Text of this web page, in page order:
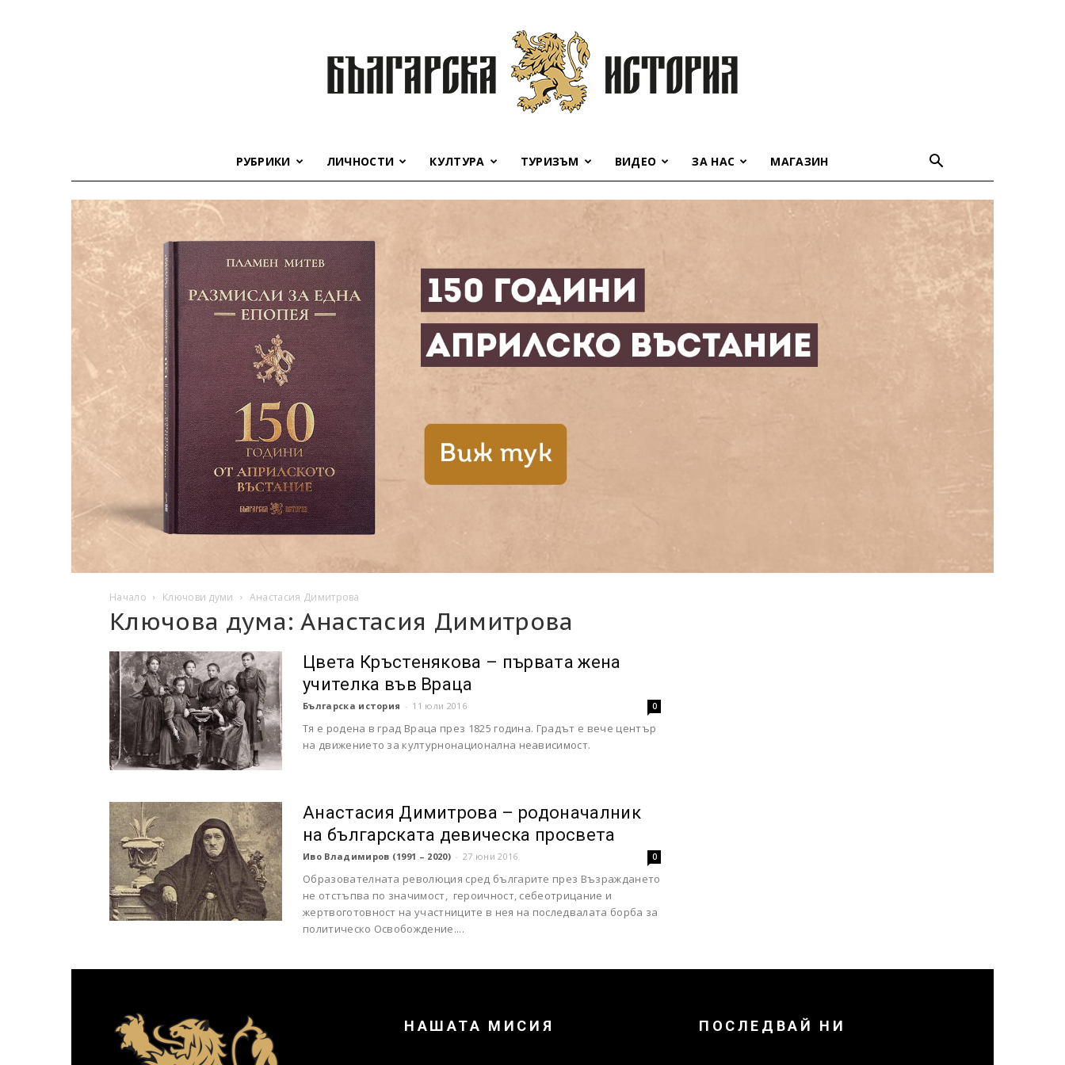
история
РУБРИКИ ЛИЧНОСТИ КУЛТУРА ТУРИЗЪМ ВИДЕО ЗА НАС МАГАЗИН
Начало Ключови думи Анастасия Димитрова
Ключова дума: Анастасия Димитрова
Цвета Кръстенякова – първата жена
учителка във Враца
Българска история - 11 юли 2016 0
Тя е родена в град Враца през 1825 година. Градът е вече център
на движението за културнонационална неависимост.
Анастасия Димитрова – родоначалник
на българската девическа просвета
Иво Владимиров (1991 – 2020) - 27 юни 2016 0
Образователната революция сред българите през Възраждането
не отстъпва по значимост, героичност, себеотрицание и
жертвоготовност на участниците в нея на последвалата борба за
политическо Освобождение....
НАШАТА МИСИЯ ПОСЛЕДВАЙ НИ